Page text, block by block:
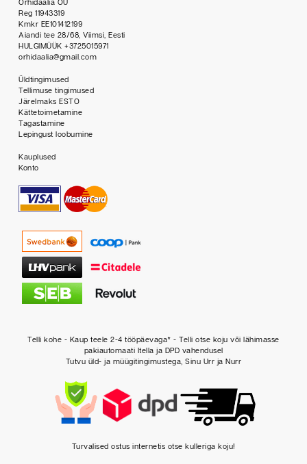
Orhidaalia OU
Reg 11943319
Kmkr EE101412199
Aiandi tee 28/68, Viimsi, Eesti
HULGIMÜÜK +3725015971
orhidaalia@gmail.com
Üldtingimused
Tellimuse tingimused
Järelmaks ESTO
Kättetoimetamine
Tagastamine
Lepingust loobumine
Kauplused
Konto
Telli kohe - Kaup teele 2-4 tööpäevaga* - Telli otse koju või lähimasse
pakiautomaati Itella ja DPD vahendusel
Tutvu üld- ja müügitingimustega, Sinu Urr ja Nurr
Turvalised ostus internetis otse kulleriga koju!